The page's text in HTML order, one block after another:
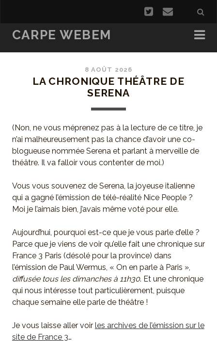
CARPE WEBEM
8 AOÛT 2026
LA CHRONIQUE THÉÂTRE DE
SERENA
(Non, ne vous méprenez pas à la lecture de ce titre, je
n’ai malheureusement pas la chance d’avoir une co-
blogueuse nommée Serena et parlant à merveille de
théâtre. Il va falloir vous contenter de moi.)
Vous vous souvenez de Serena, la joyeuse italienne
qui a gagné l’émission de télé-réalité Nice People ?
Moi je l’aimais bien, j’avais même voté pour elle.
Aujourd’hui, pourquoi est-ce que je vous parle d’elle ?
Parce que je viens de voir qu’elle fait une chronique sur
France 3 Paris (désolé pour la province) dans
l’émission de Paul Wermus, « On en parle à Paris »,
diffusée tous les dimanches à 11h30. Et une chronique
qui nous intéresse tout particulièrement, puisque
chaque semaine elle parle de théâtre !
Je vous laisse aller voir les archives de l’émission sur le
site de France 3…